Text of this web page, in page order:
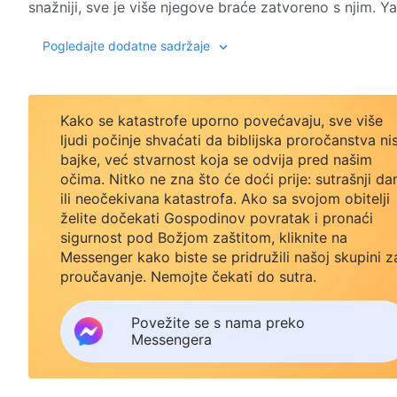
snažniji, sve je više njegove braće zatvoreno s njim.
zbog čega osjećaju kajanje i krivicu. Nakon što to
svi osjećaju da su Božje riječi vrlo dragocjene, pa
sjećaju i međusobno ih dijeliti, što omogućuje da sve
zatvorskih čuvara i prijava špijuna, kod Yang Yijeve
čuvari stavljaju pod izuzetno strog režim i
provodi masovna pretraga. Usred te kritične
Pogledajte dodatne sadržaje
Kako se katastrofe uporno povećavaju, sve više
ljudi počinje shvaćati da biblijska proročanstva
bajke, već stvarnost koja se odvija pred našim
očima. Nitko ne zna što će doći prije: sutrašnji
ili neočekivana katastrofa. Ako sa svojom obitelji
želite dočekati Gospodinov povratak i pronaći
sigurnost pod Božjom zaštitom, kliknite na
Messenger kako biste se pridružili našoj skupini
proučavanje. Nemojte čekati do sutra.
Povežite se s nama preko
Messengera